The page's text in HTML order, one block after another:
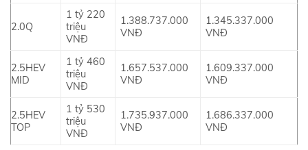
2.0Q
1 tỷ 220
triệu
VNĐ
1.388.737.000
VNĐ
1.345.337.000
VNĐ
2.5HEV
MID
1 tỷ 460
triệu
VNĐ
1.657.537.000
VNĐ
1.609.337.000
VNĐ
2.5HEV
TOP
1 tỷ 530
triệu
VNĐ
1.735.937.000
VNĐ
1.686.337.000
VNĐ